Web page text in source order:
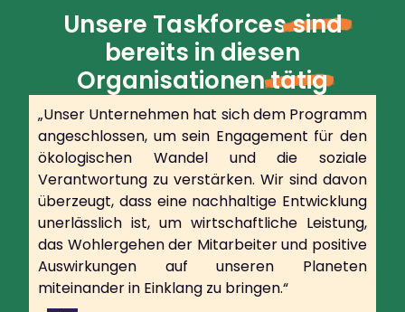
Unsere Taskforcessind
bereits in diesen
Organisationentätig
„Unser Unternehmen hat sich dem Programm
angeschlossen, um sein Engagement für den
ökologischen Wandel und die soziale
Verantwortung zu verstärken. Wir sind davon
überzeugt, dass eine nachhaltige Entwicklung
unerlässlich ist, um wirtschaftliche Leistung,
das Wohlergehen der Mitarbeiter und positive
Auswirkungen auf unseren Planeten
miteinander in Einklang zu bringen.“